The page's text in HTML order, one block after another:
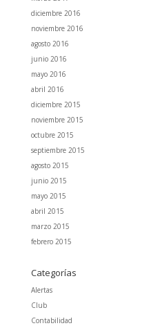
diciembre 2016
noviembre 2016
agosto 2016
junio 2016
mayo 2016
abril 2016
diciembre 2015
noviembre 2015
octubre 2015
septiembre 2015
agosto 2015
junio 2015
mayo 2015
abril 2015
marzo 2015
febrero 2015
Categorías
Alertas
Club
Contabilidad